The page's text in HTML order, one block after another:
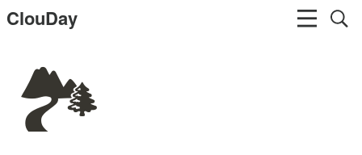
ClouDay
🏞️